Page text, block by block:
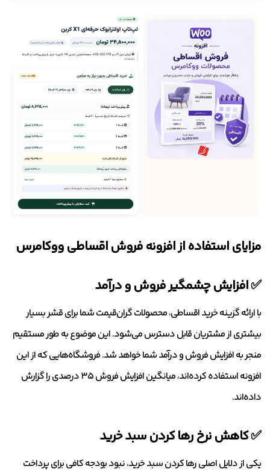
مزایای استفاده از افزونه فروش اقساطی ووکامرس
✅ افزایش چشمگیر فروش و درآمد
با ارائه گزینه خرید اقساطی، محصولات گران‌قیمت شما برای قشر بسیار
بیشتری از مشتریان قابل دسترس می‌شود. این موضوع به طور مستقیم
منجر به افزایش فروش و درآمد شما خواهد شد. فروشگاه‌هایی که از این
افزونه استفاده کرده‌اند، میانگین افزایش فروش ۳۵ درصدی را گزارش
داده‌اند.
✅ کاهش نرخ رها کردن سبد خرید
یکی از دلایل اصلی رها کردن سبد خرید، نبود بودجه کافی برای پرداخت